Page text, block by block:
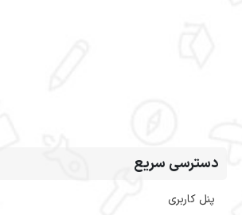
دسترسی سریع
پنل کاربری